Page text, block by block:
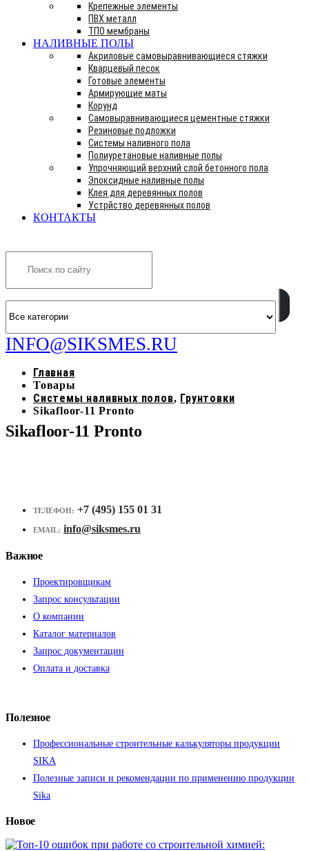
Крепежные элементы
ПВХ металл
ТПО мембраны
НАЛИВНЫЕ ПОЛЫ
Акриловые самовыравнивающиеся стяжки
Кварцевый песок
Готовые элементы
Армирующие маты
Корунд
Самовыравнивающиеся цементные стяжки
Резиновые подложки
Системы наливного пола
Полиуретановые наливные полы
Упрочняющий верхний слой бетонного пола
Эпоксидные наливные полы
Клея для деревянных полов
Устрйство деревянных полов
КОНТАКТЫ
INFO@SIKSMES.RU
Главная
Товары
Системы наливных полов, Грунтовки
Sikafloor-11 Pronto
Sikafloor-11 Pronto
ТЕЛЕФОН: +7 (495) 155 01 31
EMAIL: info@siksmes.ru
Важное
Проектировщикам
Запрос консультации
О компании
Каталог материалов
Запрос документации
Оплата и доставка
Полезное
Профессиональные строительные калькуляторы продукции
SIKA
Полезные записи и рекомендации по применению продукции
Sika
Новое